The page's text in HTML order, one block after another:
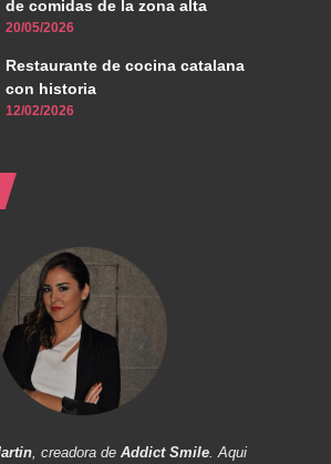
de comidas de la zona alta
20/05/2026
Restaurante de cocina catalana
con historia
12/02/2026
, creadora de Addict Smile. Aqui